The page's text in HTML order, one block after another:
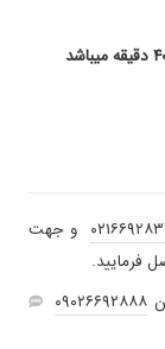
ولی
۱۴۰۲/۰۶/۱۵
و جهت
فرمایید.
۰۹۰۲۶۶۹۲۸۸۸